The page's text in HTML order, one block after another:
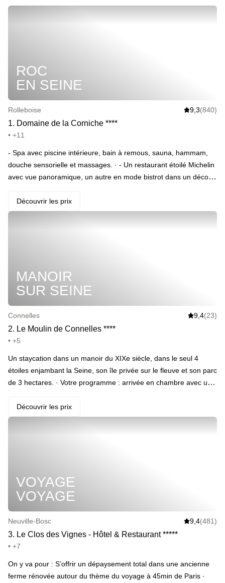
ROC
EN SEINE
Rolleboise 9,3(840)
1. Domaine de la Corniche ****
• +11
- Spa avec piscine intérieure, bain à remous, sauna, hammam,
douche sensorielle et massages. · - Un restaurant étoilé Michelin
avec vue panoramique, un autre en mode bistrot dans un décor
tennis, molkky, pétanque, et piscine extérieure.
Découvrir les prix
MANOIR
SUR SEINE
Connelles 9,4(23)
2. Le Moulin de Connelles ****
• +5
Un staycation dans un manoir du XIXe siècle, dans le seul 4
étoiles enjambant la Seine, son île privée sur le fleuve et son parc
de 3 hectares. · Votre programme : arrivée en chambre avec une
Promenade sur l’île et son parc de 3 hectares. Petit-déjeuner le
lendemain matin. · ️ Le highlight : dormir au-dessus de la Seine. ·
Découvrir les prix
VOYAGE
VOYAGE
Neuville-Bosc 9,4(481)
3. Le Clos des Vignes - Hôtel & Restaurant *****
• +7
On y va pour : S’offrir un dépaysement total dans une ancienne
ferme rénovée autour du thème du voyage à 45min de Paris ·